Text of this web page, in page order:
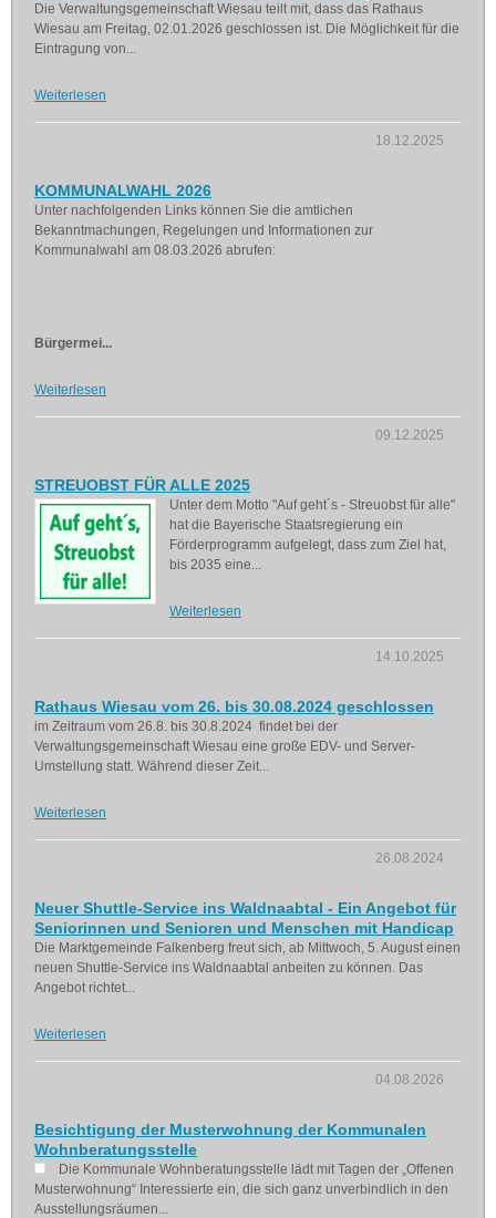
Die Verwaltungsgemeinschaft Wiesau teilt mit, dass das Rathaus
Wiesau am Freitag, 02.01.2026 geschlossen ist. Die Möglichkeit für die
Eintragung von...
Weiterlesen
18.12.2025
KOMMUNALWAHL 2026
Unter nachfolgenden Links können Sie die amtlichen
Bekanntmachungen, Regelungen und Informationen zur
Kommunalwahl am 08.03.2026 abrufen:
Bürgermei...
Weiterlesen
09.12.2025
STREUOBST FÜR ALLE 2025
Unter dem Motto "Auf geht´s - Streuobst für alle"
hat die Bayerische Staatsregierung ein
Förderprogramm aufgelegt, dass zum Ziel hat,
bis 2035 eine...
Weiterlesen
14.10.2025
Rathaus Wiesau vom 26. bis 30.08.2024 geschlossen
im Zeitraum vom 26.8. bis 30.8.2024 findet bei der
Verwaltungsgemeinschaft Wiesau eine große EDV- und Server-
Umstellung statt. Während dieser Zeit...
Weiterlesen
26.08.2024
Neuer Shuttle-Service ins Waldnaabtal - Ein Angebot für
Seniorinnen und Senioren und Menschen mit Handicap
Die Marktgemeinde Falkenberg freut sich, ab Mittwoch, 5. August einen
neuen Shuttle-Service ins Waldnaabtal anbeiten zu können. Das
Angebot richtet...
Weiterlesen
04.08.2026
Besichtigung der Musterwohnung der Kommunalen
Wohnberatungsstelle
Die Kommunale Wohnberatungsstelle lädt mit Tagen der „Offenen
Musterwohnung“ Interessierte ein, die sich ganz unverbindlich in den
Ausstellungsräumen...